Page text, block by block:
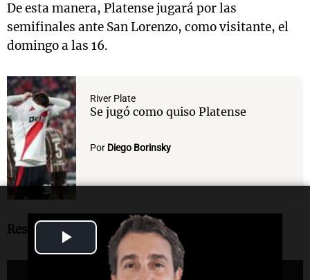
Play
Video
De esta manera, Platense jugará por las
semifinales ante San Lorenzo, como visitante, el
domingo a las 16.
River Plate
Se jugó como quiso Platense
Por Diego Borinsky
Resumen del partido